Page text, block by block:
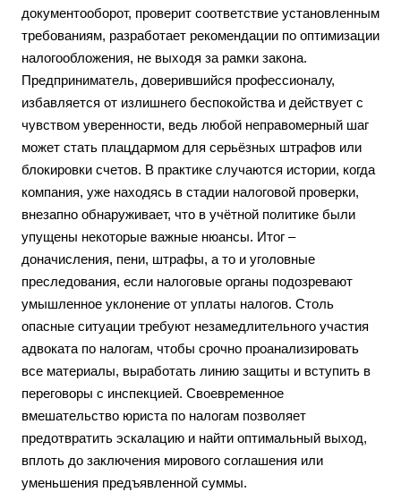
документооборот, проверит соответствие установленным
требованиям, разработает рекомендации по оптимизации
налогообложения, не выходя за рамки закона.
Предприниматель, доверившийся профессионалу,
избавляется от излишнего беспокойства и действует с
чувством уверенности, ведь любой неправомерный шаг
может стать плацдармом для серьёзных штрафов или
блокировки счетов. В практике случаются истории, когда
компания, уже находясь в стадии налоговой проверки,
внезапно обнаруживает, что в учётной политике были
упущены некоторые важные нюансы. Итог –
доначисления, пени, штрафы, а то и уголовные
преследования, если налоговые органы подозревают
умышленное уклонение от уплаты налогов. Столь
опасные ситуации требуют незамедлительного участия
адвоката по налогам, чтобы срочно проанализировать
все материалы, выработать линию защиты и вступить в
переговоры с инспекцией. Своевременное
вмешательство юриста по налогам позволяет
предотвратить эскалацию и найти оптимальный выход,
вплоть до заключения мирового соглашения или
уменьшения предъявленной суммы.